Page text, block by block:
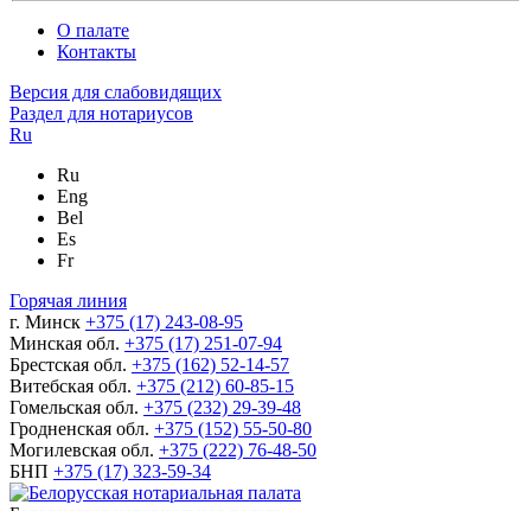
О палате
Контакты
Версия для слабовидящих
Раздел для нотариусов
Ru
Ru
Eng
Bel
Es
Fr
Горячая линия
г. Минск +375 (17) 243-08-95
Минская обл. +375 (17) 251-07-94
Брестская обл. +375 (162) 52-14-57
Витебская обл. +375 (212) 60-85-15
Гомельская обл. +375 (232) 29-39-48
Гродненская обл. +375 (152) 55-50-80
Могилевская обл. +375 (222) 76-48-50
БНП +375 (17) 323-59-34